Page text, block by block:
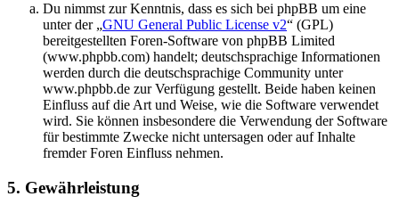
Du nimmst zur Kenntnis, dass es sich bei phpBB um eine
unter der „GNU General Public License v2“ (GPL)
bereitgestellten Foren-Software von phpBB Limited
(www.phpbb.com) handelt; deutschsprachige Informationen
werden durch die deutschsprachige Community unter
www.phpbb.de zur Verfügung gestellt. Beide haben keinen
Einfluss auf die Art und Weise, wie die Software verwendet
wird. Sie können insbesondere die Verwendung der Software
für bestimmte Zwecke nicht untersagen oder auf Inhalte
fremder Foren Einfluss nehmen.
5. Gewährleistung